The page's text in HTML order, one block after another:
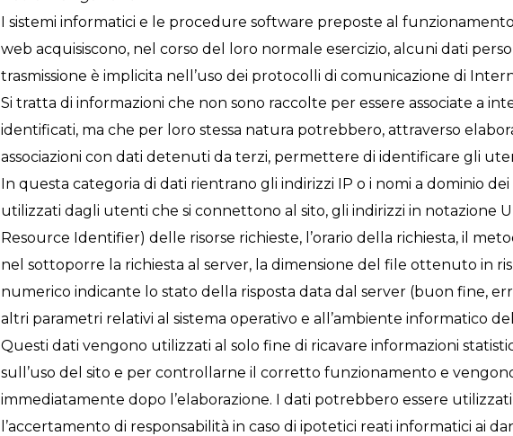
I sistemi informatici e le procedure software preposte al
web acquisiscono, nel corso del loro normale esercizio, alcuni dati
trasmissione è implicita nell’uso dei protocolli di comunicazione di
Si tratta di informazioni che non sono raccolte per essere associate a
identificati, ma che per loro stessa natura potrebbero, attraverso
associazioni con dati detenuti da terzi, permettere di identificare gli
In questa categoria di dati rientrano gli indirizzi IP o i nomi a dominio
utilizzati dagli utenti che si connettono al sito, gli indirizzi in notazione
Resource Identifier) delle risorse richieste, l’orario della richiesta, il
nel sottoporre la richiesta al server, la dimensione del file ottenuto in
numerico indicante lo stato della risposta data dal server (buon fine,
altri parametri relativi al sistema operativo e all’ambiente informatico
Questi dati vengono utilizzati al solo fine di ricavare informazioni
sull’uso del sito e per controllarne il corretto funzionamento e
immediatamente dopo l’elaborazione. I dati potrebbero essere
l’accertamento di responsabilità in caso di ipotetici reati informatici ai